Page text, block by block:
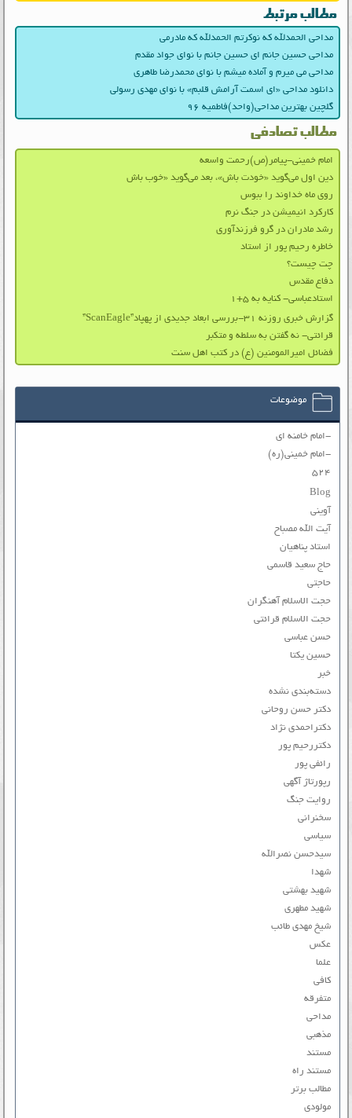
مطالب مرتبط
مداحی الحمدلله که نوکرتم الحمدلله که مادرمی
مداحی حسین جانم ای حسین جانم با نوای جواد مقدم
مداحی می میرم و آماده میشم با نوای محمدرضا طاهری
دانلود مداحی «ای اسمت آرامش قلبم» با نوای مهدی رسولی
گلچین بهترین مداحی(واحد)فاطمیه ۹۶
مطالب تصادفی
امام خمینی-پیامر(ص)رحمت واسعه
دین اول می‌گوید «خودت باش»، بعد می‌گوید «خوب باش
روی ماه خداوند را ببوس
کارکرد انیمیشن در جنگ نرم
رشد مادران در گرو فرزندآوری
خاطره رحیم پور از استاد
چت چیست؟
دفاع مقدس
استادعباسی- کنایه به ۵+۱
گزارش خبری روزنه ۳۱-بررسی ابعاد جدیدی از پهپاد”ScanEagle”
قرائتی- نه گفتن به سلطه و متکبر
فضائل امیرالمومنین (ع) در کتب اهل سنت
موضوعات
-امام خامنه ای
-امام خمینی(ره)
۵۲۴
Blog
آوینی
آیت الله مصباح
استاد پناهیان
حاج سعید قاسمی
حاجتی
حجت الاسلام آهنگران
حجت الاسلام قرائتی
حسن عباسی
حسین یکتا
خبر
دسته‌بندی نشده
دکتر حسن روحانی
دکتراحمدی نژاد
دکتررحیم پور
رائفی پور
رپورتاژ آگهی
روایت جنگ
سخنرانی
سیاسی
سیدحسن نصرالله
شهدا
شهید بهشتی
شهید مطهری
شیخ مهدی طائب
عکس
علما
کافی
متفرقه
مداحی
مذهبی
مستند
مستند راه
مطالب برتر
مولودی